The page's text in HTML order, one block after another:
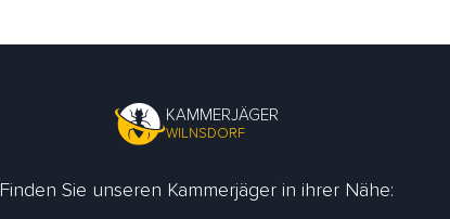
KAMMERJÄGER
WILNSDORF
Finden Sie unseren Kammerjäger in ihrer Nähe: